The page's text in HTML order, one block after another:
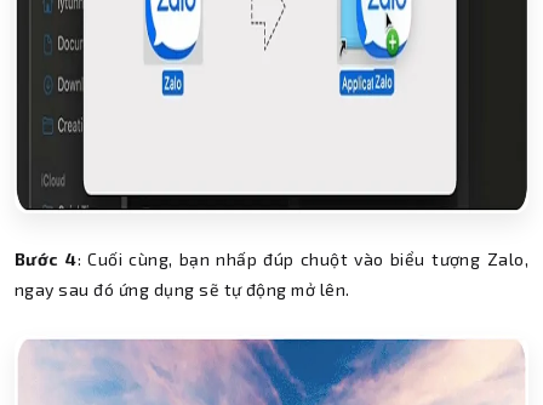
Bước 4: Cuối cùng, bạn nhấp đúp chuột vào biểu tượng Zalo,
ngay sau đó ứng dụng sẽ tự động mở lên.